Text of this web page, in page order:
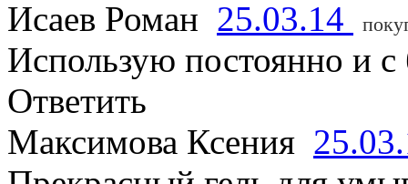
Исаев Роман 25.03.14
Использую постоянно и
Ответить
Максимова Ксения